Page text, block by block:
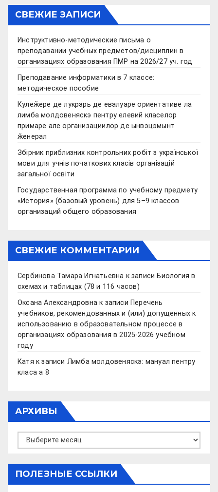
СВЕЖИЕ ЗАПИСИ
Инструктивно-методические письма о
преподавании учебных предметов/дисциплин в
организациях образования ПМР на 2026/27 уч. год
Преподавание информатики в 7 классе:
методическое пособие
Кулеӂере де лукрэрь де евалуаре ориентативе ла
лимба молдовеняскэ пентру елевий класелор
примаре але организациилор де ынвэцэмынт
ӂенерал
Збірник приблизних контрольних робіт з української
мови для учнів початкових класів організацій
загальної освіти
Государственная программа по учебному предмету
«История» (базовый уровень) для 5–9 классов
организаций общего образования
СВЕЖИЕ КОММЕНТАРИИ
Сербинова Тамара Игнатьевна к записи Биология в
схемах и таблицах (78 и 116 часов)
Оксана Александровна к записи Перечень
учебников, рекомендованных и (или) допущенных к
использованию в образовательном процессе в
организациях образования в 2025-2026 учебном
году
Катя к записи Лимба молдовеняскэ: мануал пентру
класа а 8
АРХИВЫ
Архивы
ПОЛЕЗНЫЕ ССЫЛКИ